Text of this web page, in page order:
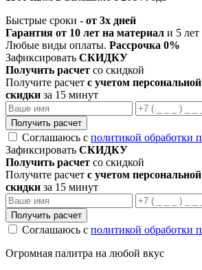
Быстрые сроки - от 3х дней
Гарантия от 10 лет на материал и 5
Любые виды оплаты. Рассрочка 0%
Зафиксировать СКИДКУ
Получить расчет со скидкой
Получите расчет с учетом персональной
скидки за 15 минут
Получить расчет
Соглашаюсь с политикой обработки
Зафиксировать СКИДКУ
Получить расчет со скидкой
Получите расчет с учетом персональной
скидки за 15 минут
Получить расчет
Соглашаюсь с политикой обработки
Огромная палитра на любой вкус